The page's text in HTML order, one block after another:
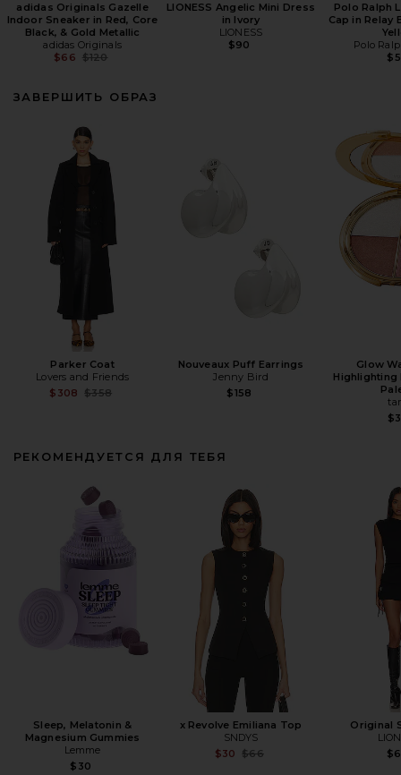
adidas Originals Gazelle
Indoor Sneaker in Red, Core
Black, & Gold Metallic
adidas Originals
$66 Previous price:
$120
LIONESS Angelic Mini Dress
in Ivory
LIONESS
$90
Polo Ralph
Cap in Relay
Polo
ЗАВЕРШИТЬ ОБРАЗ
Parker Coat
Lovers and Friends
$308
Previous price:
$358
Nouveaux Puff Earrings
Jenny Bird
$158
Glow
Highlighting
РЕКОМЕНДУЕТСЯ ДЛЯ ТЕБЯ
Sleep, Melatonin &
Magnesium Gummies
Lemme
$30
x Revolve Emiliana Top
SNDYS
$30
Previous price:
$66
Original